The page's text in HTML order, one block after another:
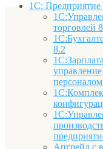
1С: Предприятие
торговлей
8.2
управление
Апгрейд с